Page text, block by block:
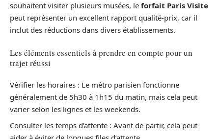
souhaitent visiter plusieurs musées, le forfait Paris Visite
peut représenter un excellent rapport qualité-prix, car il
inclut des réductions dans divers établissements.
Les éléments essentiels à prendre en compte pour un
trajet réussi
Vérifier les horaires : Le métro parisien fonctionne
généralement de 5h30 à 1h15 du matin, mais cela peut
varier selon les lignes et les weekends.
Consulter les temps d’attente : Avant de partir, cela peut